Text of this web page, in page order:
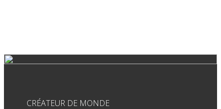
CRÉATEUR DE MONDE